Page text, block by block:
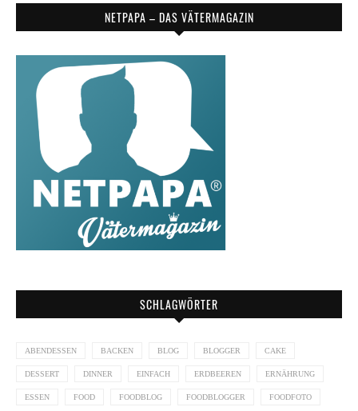
NETPAPA – DAS VÄTERMAGAZIN
SCHLAGWÖRTER
ABENDESSEN BACKEN BLOG BLOGGER CAKE
DESSERT DINNER EINFACH ERDBEEREN ERNÄHRUNG
ESSEN FOOD FOODBLOG FOODBLOGGER FOODFOTO